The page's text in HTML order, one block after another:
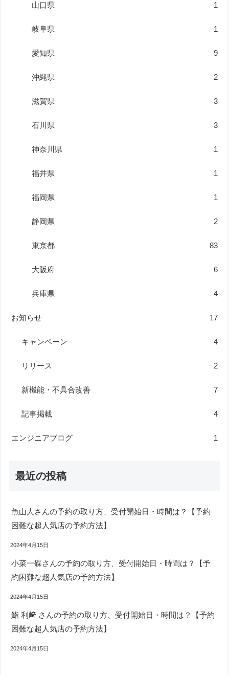
山口県 1
岐阜県 1
愛知県 9
沖縄県 2
滋賀県 3
石川県 3
神奈川県 1
福井県 1
福岡県 1
静岡県 2
東京都 83
大阪府 6
兵庫県 4
お知らせ 17
キャンペーン 4
リリース 2
新機能・不具合改善 7
記事掲載 4
エンジニアブログ 1
最近の投稿
魚山人さんの予約の取り方、受付開始日・時間は？【予約
困難な超人気店の予約方法】
2024年4月15日
小菜一碟さんの予約の取り方、受付開始日・時間は？【予
約困難な超人気店の予約方法】
2024年4月15日
鮨 利﨑 さんの予約の取り方、受付開始日・時間は？【予約
困難な超人気店の予約方法】
2024年4月15日